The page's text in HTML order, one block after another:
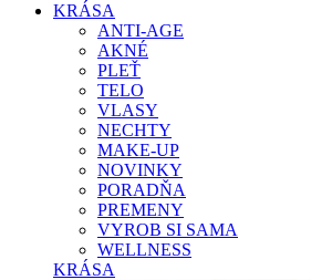
KRÁSA
ANTI-AGE
AKNÉ
PLEŤ
TELO
VLASY
NECHTY
MAKE-UP
NOVINKY
PORADŇA
PREMENY
VYROB SI SAMA
WELLNESS
KRÁSA